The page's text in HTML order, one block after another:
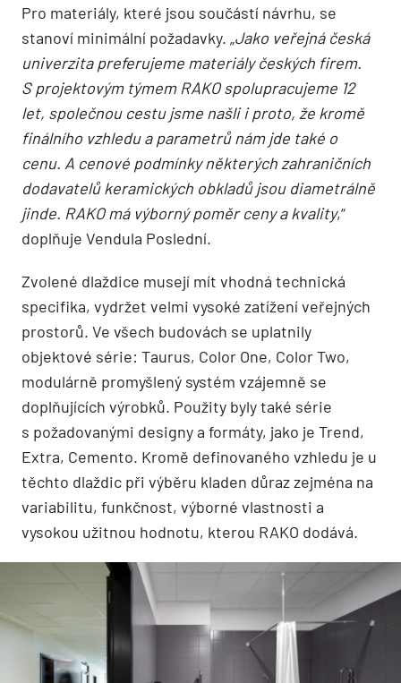
Pro materiály, které jsou součástí návrhu, se
stanoví minimální požadavky. „Jako veřejná česká
univerzita preferujeme materiály českých firem.
S projektovým týmem RAKO spolupracujeme 12
let, společnou cestu jsme našli i proto, že kromě
finálního vzhledu a parametrů nám jde také o
cenu. A cenové podmínky některých zahraničních
dodavatelů keramických obkladů jsou diametrálně
jinde. RAKO má výborný poměr ceny a kvality,“
doplňuje Vendula Poslední.
Zvolené dlaždice musejí mít vhodná technická
specifika, vydržet velmi vysoké zatížení veřejných
prostorů. Ve všech budovách se uplatnily
objektové série: Taurus, Color One, Color Two,
modulárně promyšlený systém vzájemně se
doplňujících výrobků. Použity byly také série
s požadovanými designy a formáty, jako je Trend,
Extra, Cemento. Kromě definovaného vzhledu je u
těchto dlaždic při výběru kladen důraz zejména na
variabilitu, funkčnost, výborné vlastnosti a
vysokou užitnou hodnotu, kterou RAKO dodává.